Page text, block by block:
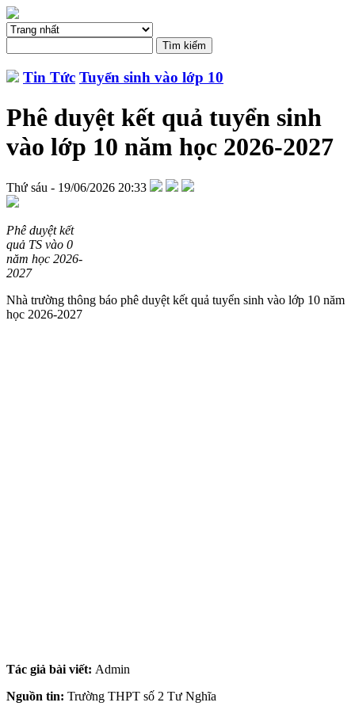
Tin Tức Tuyển sinh vào lớp 10
Phê duyệt kết quả tuyển sinh
vào lớp 10 năm học 2026-2027
Thứ sáu - 19/06/2026 20:33
Phê duyệt kết
quả TS vào 0
năm học 2026-
2027
Nhà trường thông báo phê duyệt kết quả tuyển sinh vào lớp 10 năm
học 2026-2027
Tác giả bài viết: Admin
Nguồn tin: Trường THPT số 2 Tư Nghĩa